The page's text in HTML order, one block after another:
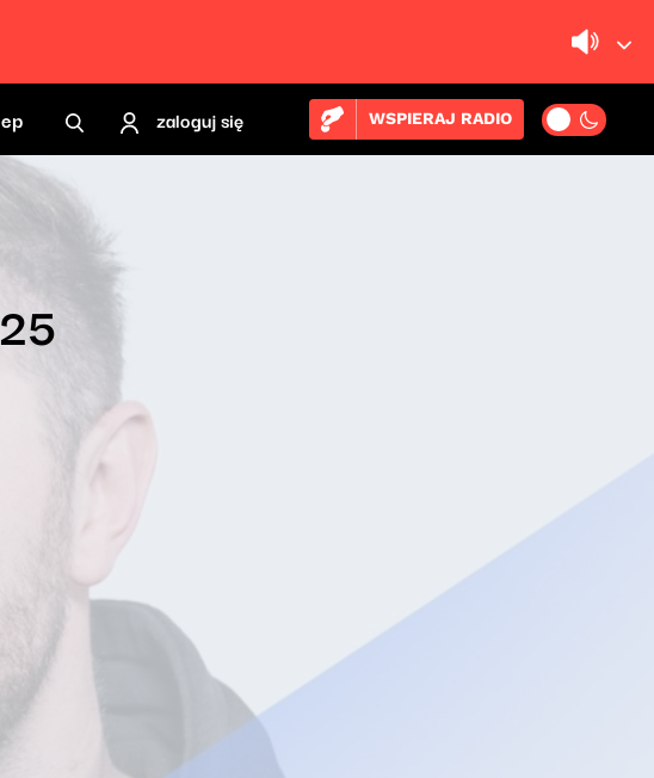
zaloguj się WSPIERAJ RADIO